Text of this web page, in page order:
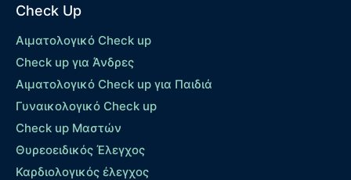
Check Up
Αιματολογικό Check up
Check up για Άνδρες
Αιματολογικό Check up για Παιδιά
Γυναικολογικό Check up
Check up Μαστών
Θυρεοειδικός Έλεγχος
Καρδιολογικός έλεγχος